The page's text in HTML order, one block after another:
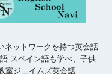
ネットワークを持つ英会話
スペイン語も学べ、子供
室ジェイムズ英会話